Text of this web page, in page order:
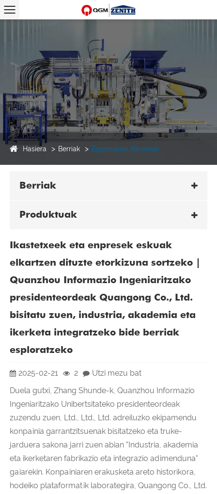
Hasiera Berriak Enpresaren Albisteak
Berriak
Produktuak
Ikastetxeek eta enpresek eskuak
elkartzen dituzte etorkizuna sortzeko |
Quanzhou Informazio Ingeniaritzako
presidenteordeak Quangong Co., Ltd.
bisitatu zuen, industria, akademia eta
ikerketa integratzeko bide berriak
esploratzeko
2025-02-21 2
Utzi mezu bat
Duela gutxi, Zhang Shunde-k, Quanzhou Informazio
Ingeniaritzako Unibertsitateko presidenteordeak
zuzendu zuen, Ltd., Ltd., Ltd. adreiluzko ekipamendu
konpainia garrantzitsuenak bisitatzeko eta truke-
jarduera sakona jarri zuen abian "Industria, akademia
eta ikerketaren fabrikazio eta integrazio adimenduna"
gaiarekin. Konpainiaren erakusketa areto historikora,
hodeiko plataformatik laborategira, Quangong Co., Ltd.